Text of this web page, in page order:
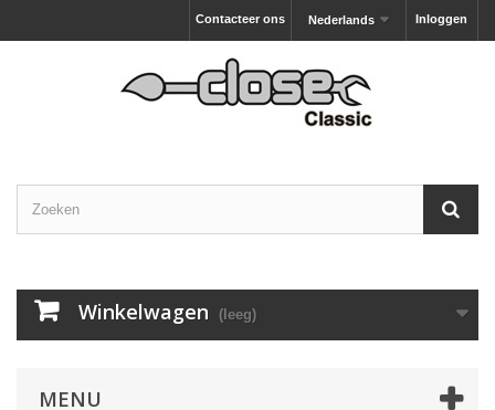
Inloggen
Nederlands
Contacteer ons
Winkelwagen (leeg)
MENU